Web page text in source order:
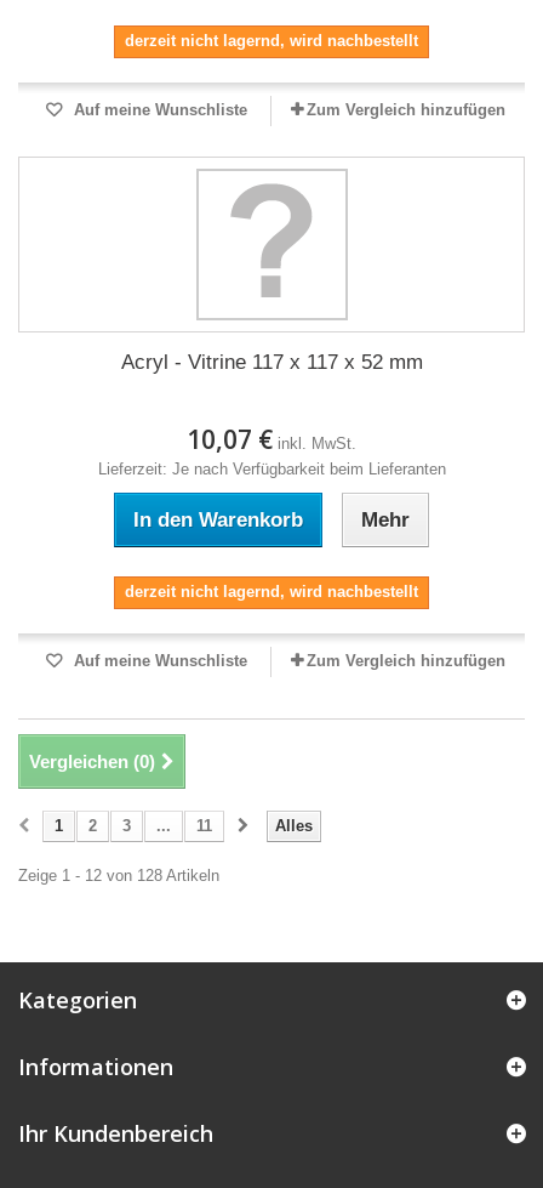
derzeit nicht lagernd, wird nachbestellt
Auf meine Wunschliste Zum Vergleich hinzufügen
Acryl - Vitrine 117 x 117 x 52 mm
10,07 € inkl. MwSt.
Lieferzeit: Je nach Verfügbarkeit beim Lieferanten
In den Warenkorb Mehr
derzeit nicht lagernd, wird nachbestellt
Auf meine Wunschliste Zum Vergleich hinzufügen
Vergleichen (0)
Alles
1 2 3 ... 11
Zeige 1 - 12 von 128 Artikeln
Kategorien
Informationen
Ihr Kundenbereich